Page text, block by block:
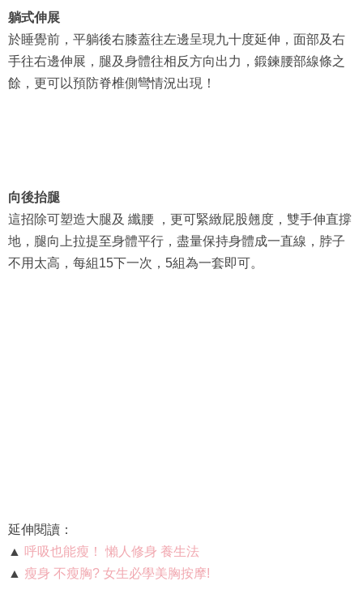
躺式伸展
於睡覺前，平躺後右膝蓋往左邊呈現九十度延伸，面部及右
手往右邊伸展，腿及身體往相反方向出力，鍛鍊腰部線條之
餘，更可以預防脊椎側彎情況出現！
向後抬腿
這招除可塑造大腿及 纖腰 ，更可緊緻屁股翹度，雙手伸直撐
地，腿向上拉提至身體平行，盡量保持身體成一直線，脖子
不用太高，每組15下一次，5組為一套即可。
延伸閱讀：
▲ 呼吸也能瘦！ 懶人修身 養生法
▲ 瘦身 不瘦胸? 女生必學美胸按摩!